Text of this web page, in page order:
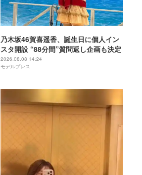
乃木坂46賀喜遥香、誕生日に個人イン
スタ開設 “88分間”質問返し企画も決定
2026.08.08 14:24
モデルプレス